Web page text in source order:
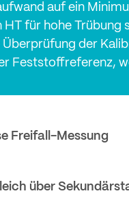
auf ein
HT für hohe Trübung
der
Feststoffreferenz,
Freifall-Messung
über